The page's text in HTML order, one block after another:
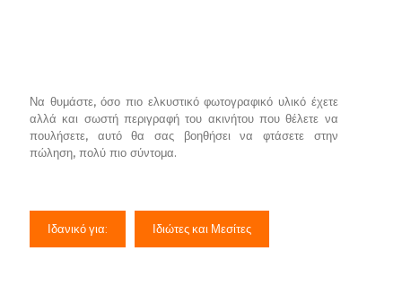
Να θυμάστε, όσο πιο ελκυστικό φωτογραφικό υλικό έχετε
αλλά και σωστή περιγραφή του ακινήτου που θέλετε να
πουλήσετε, αυτό θα σας βοηθήσει να φτάσετε στην
πώληση, πολύ πιο σύντομα.
Ιδανικό για: Ιδιώτες και Μεσίτες